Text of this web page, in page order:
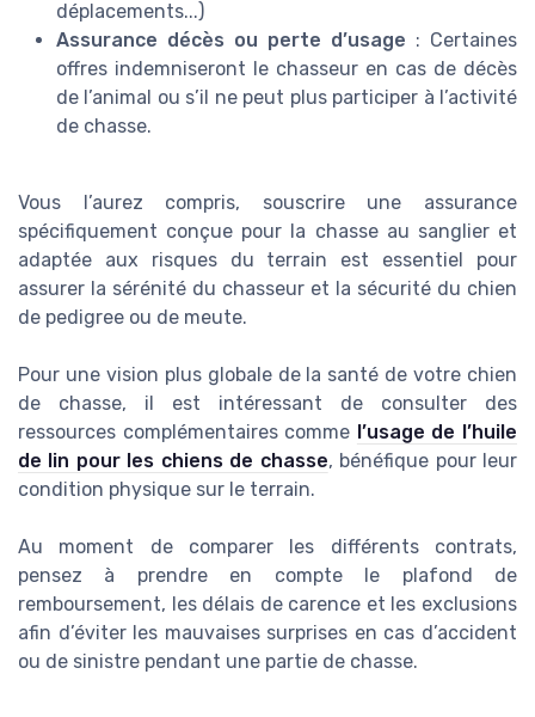
déplacements...)
Assurance décès ou perte d’usage : Certaines
offres indemniseront le chasseur en cas de décès
de l’animal ou s’il ne peut plus participer à l’activité
de chasse.
Vous l’aurez compris, souscrire une assurance
spécifiquement conçue pour la chasse au sanglier et
adaptée aux risques du terrain est essentiel pour
assurer la sérénité du chasseur et la sécurité du chien
de pedigree ou de meute.
Pour une vision plus globale de la santé de votre chien
de chasse, il est intéressant de consulter des
ressources complémentaires comme l’usage de l’huile
de lin pour les chiens de chasse, bénéfique pour leur
condition physique sur le terrain.
Au moment de comparer les différents contrats,
pensez à prendre en compte le plafond de
remboursement, les délais de carence et les exclusions
afin d’éviter les mauvaises surprises en cas d’accident
ou de sinistre pendant une partie de chasse.